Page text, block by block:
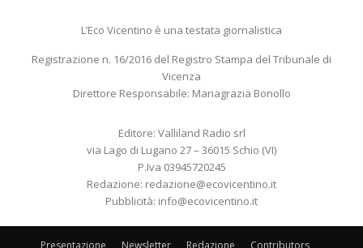
L’Eco Vicentino è una testata giornalistica
Registrazione n. 16/2016 del Registro Stampa del Tribunale di
Vicenza
Direttore Responsabile: Mariagrazia Bonollo
Editore: Valliland Radio srl
via Lago di Lugano 27 – 36015 Schio (VI)
P.Iva 03945720245
Redazione: redazione@ecovicentino.it
Pubblicità: info@ecovicentino.it
Presentazione Newsletter Redazione Contributors